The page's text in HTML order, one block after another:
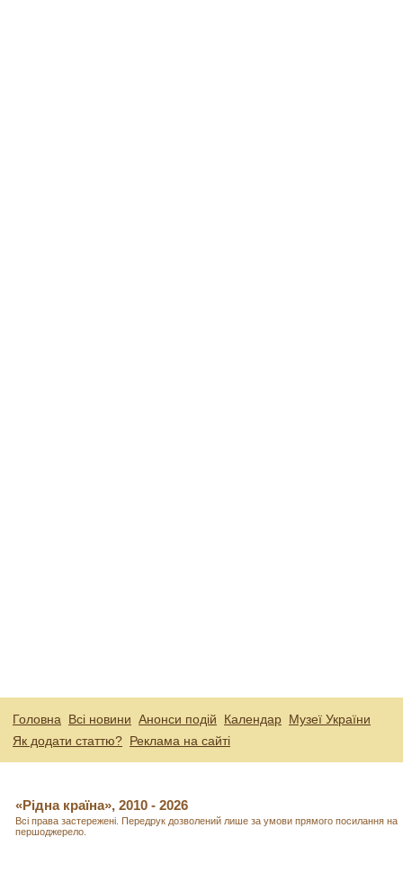
Головна Всі новини Анонси подій Календар Музеї України
Як додати статтю? Реклама на сайті
«Рідна країна», 2010 - 2026
Всі права застережені. Передрук дозволений лише за умови прямого посилання на
першоджерело.